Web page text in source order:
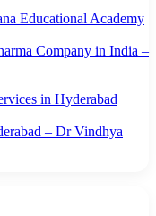
Educational Academy
Company in India –
in Hyderabad
– Dr Vindhya